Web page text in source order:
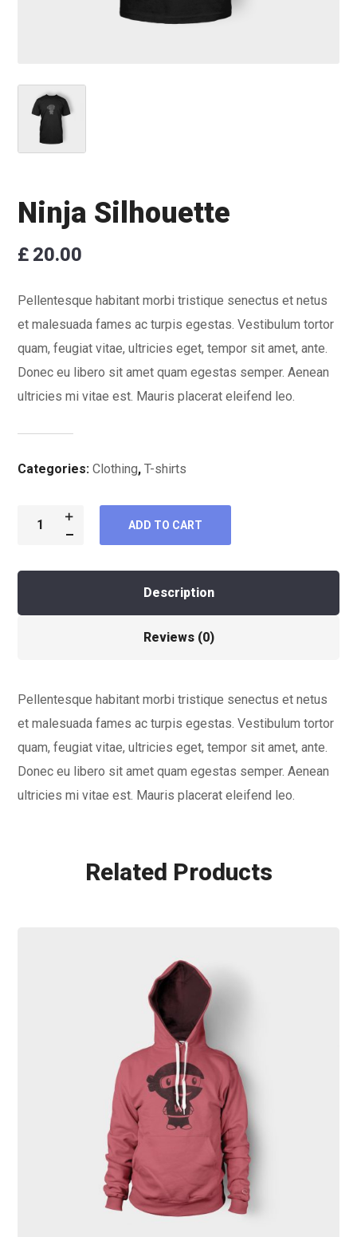
Ninja Silhouette
£ 20.00
Pellentesque habitant morbi tristique senectus et netus
et malesuada fames ac turpis egestas. Vestibulum tortor
quam, feugiat vitae, ultricies eget, tempor sit amet, ante.
Donec eu libero sit amet quam egestas semper. Aenean
ultricies mi vitae est. Mauris placerat eleifend leo.
Categories:Clothing,T-shirts
ADD TO CART
Description
Reviews (0)
Pellentesque habitant morbi tristique senectus et netus
et malesuada fames ac turpis egestas. Vestibulum tortor
quam, feugiat vitae, ultricies eget, tempor sit amet, ante.
Donec eu libero sit amet quam egestas semper. Aenean
ultricies mi vitae est. Mauris placerat eleifend leo.
Related Products